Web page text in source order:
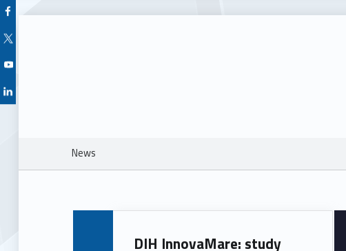
Facebook Unioncamere Veneto
Twitter Unioncamere Veneto
Youtube Unioncamere Veneto
Linkedin Unioncamere Veneto
Breadcrumbs navigation
News
DIH InnovaMare: study